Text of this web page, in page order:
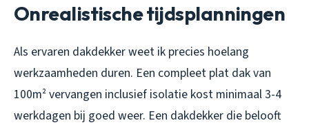
Onrealistische tijdsplanningen
Als ervaren dakdekker weet ik precies hoelang
werkzaamheden duren. Een compleet plat dak van
100m² vervangen inclusief isolatie kost minimaal 3-4
werkdagen bij goed weer. Een dakdekker die belooft